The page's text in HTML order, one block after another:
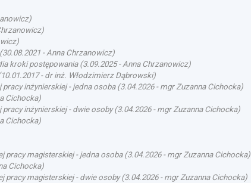
)
)
)
30.08.2021 - Anna Chrzanowicz)
kroki postępowania(3.09.2025- Anna Chrzanowicz)
10.01.2017- dr inż. Włodzimierz Dąbrowski)
pracy inżynierskiej - jedna osoba(3.04.2026- mgr Zuzanna Cichocka)
Cichocka)
pracy inżynierskiej - dwie osoby(3.04.2026- mgr Zuzanna Cichocka)
Cichocka)
pracy magisterskiej - jedna osoba(3.04.2026- mgr Zuzanna Cichocka)
Cichocka)
pracy magisterskiej - dwie osoby(3.04.2026- mgr Zuzanna Cichocka)